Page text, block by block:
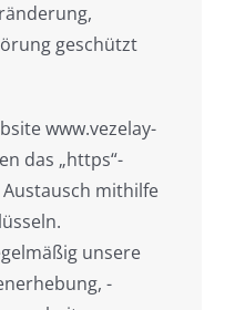
geschützt
www.vezelay-
das „https“-
mithilfe
unsere
-